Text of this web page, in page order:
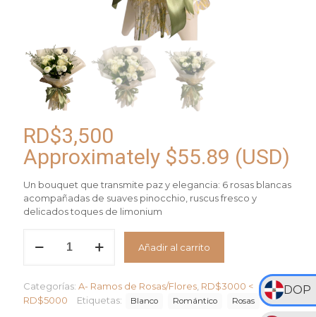
DOP
RD$3,500
Approximately $55.89 (USD)
Un bouquet que transmite paz y elegancia: 6 rosas blancas
acompañadas de suaves pinocchio, ruscus fresco y
delicados toques de limonium
Nube
Añadir al carrito
Categorías: A- Ramos de Rosas/Flores RD$3000 <
RD$5000
Etiquetas: Blanco Romántico Rosas